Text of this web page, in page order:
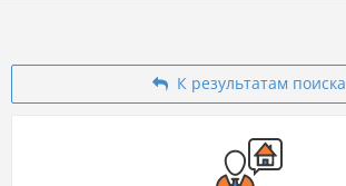
К результатам поиска